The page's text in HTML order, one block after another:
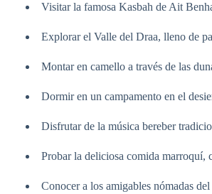
Visitar la famosa Kasbah de Ait
Explorar el Valle del Draa, lleno de
Montar en camello a través de las
Dormir en un campamento en el
Disfrutar de la música bereber
Probar la deliciosa comida marroquí,
Conocer a los amigables nómadas